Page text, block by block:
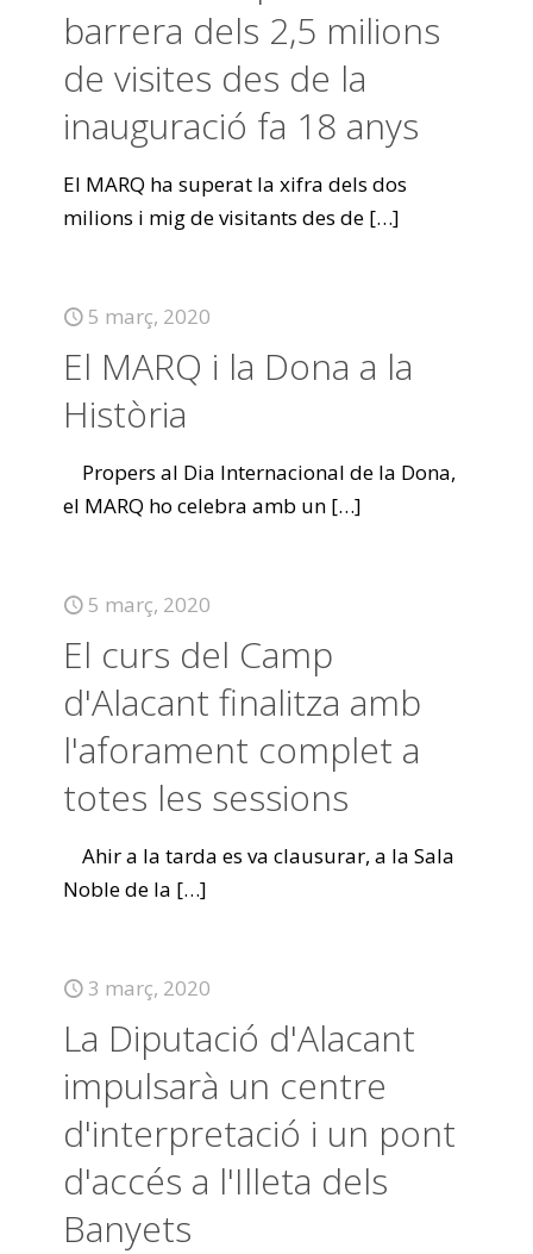
barrera dels 2,5 milions
de visites des de la
inauguració fa 18 anys
El MARQ ha superat la xifra dels dos
milions i mig de visitants des de […]
5 març, 2020
El MARQ i la Dona a la
Història
Propers al Dia Internacional de la Dona,
el MARQ ho celebra amb un […]
5 març, 2020
El curs del Camp
d'Alacant finalitza amb
l'aforament complet a
totes les sessions
Ahir a la tarda es va clausurar, a la Sala
Noble de la […]
3 març, 2020
La Diputació d'Alacant
impulsarà un centre
d'interpretació i un pont
d'accés a l'Illeta dels
Banyets